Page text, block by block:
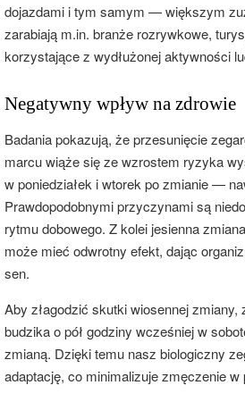
dojazdami i tym samym — większym
zarabiają m.in. branże rozrywkowe,
korzystające z wydłużonej aktywności
Negatywny wpływ na zdrowie
Badania pokazują, że przesunięcie
marcu wiąże się ze wzrostem ryzyka
w poniedziałek i wtorek po zmianie —
Prawdopodobnymi przyczynami są
rytmu dobowego. Z kolei jesienna
może mieć odwrotny efekt, dając
sen.
Aby złagodzić skutki wiosennej zmiany,
budzika o pół godziny wcześniej w
zmianą. Dzięki temu nasz biologiczny
adaptację, co minimalizuje zmęczenie w